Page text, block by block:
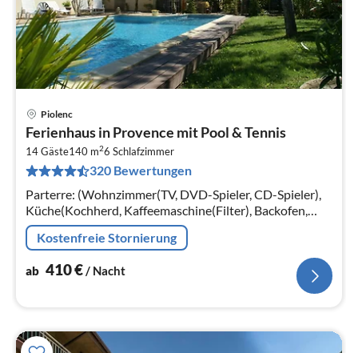
Piolenc
Ferienhaus in Provence mit Pool & Tennis
14 Gäste140 m26 Schlafzimmer
320 Bewertungen
Parterre: (Wohnzimmer(TV, DVD-Spieler, CD-Spieler),
Küche(Kochherd, Kaffeemaschine(Filter), Backofen,
Mikrowelle, Spülmaschine, Kühl-/Gefrierkombination,
Waschmaschine)
Kostenfreie Stornierung
ab 410€/ Nacht